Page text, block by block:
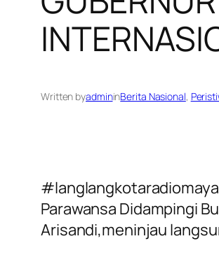
Written byadmininBerita Nasional,
Parawansa Didampingi
Arisandi,meninjau